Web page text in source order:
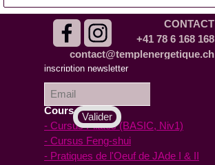
inscription à la
inscription newsletter
CONTACT
+41 78 6 168 168
contact@templenergetique.ch
Cours en ligne
- Cursus Pilates (BASIC, Niv1)
- Cursus Feng-shui
- Pratiques de l'Oeuf de JAde I & II